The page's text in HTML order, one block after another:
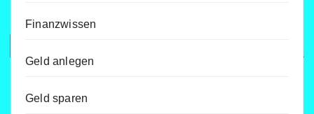
Finanzwissen
Geld anlegen
Geld sparen